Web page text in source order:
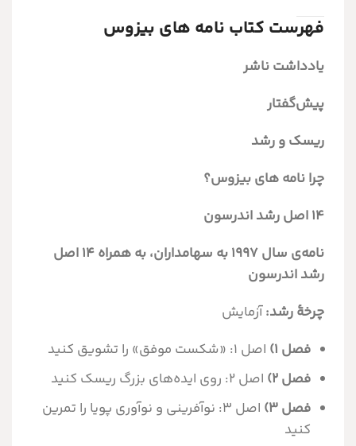
فهرست کتاب نامه های بیزوس
یادداشت ناشر
پیش‌گفتار
ریسک و رشد
چرا نامه های بیزوس؟
۱۴ اصل رشد اندرسون
نامه‌ی سال ۱۹۹۷ به سهامداران، به همراه ۱۴ اصل
رشد اندرسون
چرخۀ رشد:آزمایش
فصل ۱)
اصل ۱: «شکست موفق» را تشویق کنید
فصل ۲)
اصل ۲: روی ایده‌های بزرگ ریسک کنید
فصل ۳)
اصل ۳: نوآفرینی و نوآوری پویا را تمرین
کنید